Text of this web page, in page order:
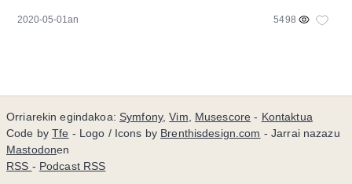
2020-05-01an 5498
Orriarekin egindakoa: Symfony,Vim, Musescore - Kontaktua
Code byTfe - Logo / Icons by Brenthisdesign.com - Jarrai nazazu
Mastodonen
RSS - Podcast RSS